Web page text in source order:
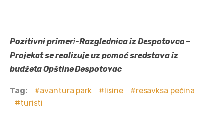
Pozitivni primeri-Razglednica iz Despotovca –
Projekat se realizuje uz pomoć sredstava iz
budžeta Opštine Despotovac
Tag: avantura park lisine
resavksa pećina
turisti